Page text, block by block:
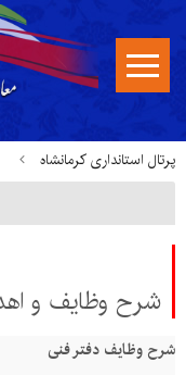
پرتال استانداری کرمانشاه
شرح وظایف و
شرح وظایف دفتر فنی